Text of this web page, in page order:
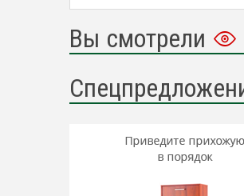
Вы смотрели